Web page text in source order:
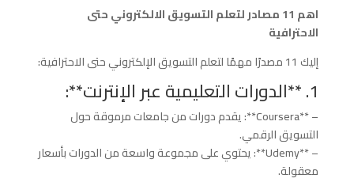
اهم 11 مصادر لتعلم التسويق الالكتروني حتى
الاحترافية
إليك 11 مصدرًا مهمًا لتعلم التسويق الإلكتروني حتى الاحترافية:
1. **الدورات التعليمية عبر الإنترنت**:
– **Coursera**: يقدم دورات من جامعات مرموقة حول
التسويق الرقمي.
– **Udemy**: يحتوي على مجموعة واسعة من الدورات بأسعار
معقولة.